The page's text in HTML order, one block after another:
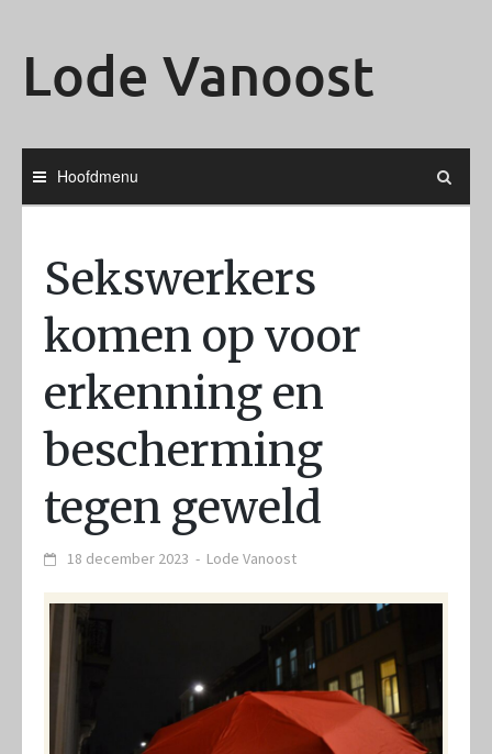
Lode Vanoost
Hoofdmenu
Sekswerkers
komen op voor
erkenning en
bescherming
tegen geweld
18 december 2023 - Lode Vanoost